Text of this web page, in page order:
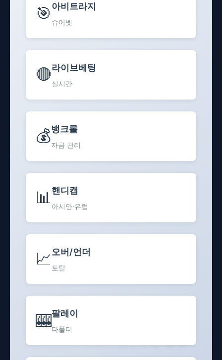
🎯 아비트라지
슈어벳
🔴라이브베팅
실시간
💰뱅크롤
자금 관리
📊핸디캡
아시안·유럽
📈오버/언더
토탈
🎰팔레이
다폴더